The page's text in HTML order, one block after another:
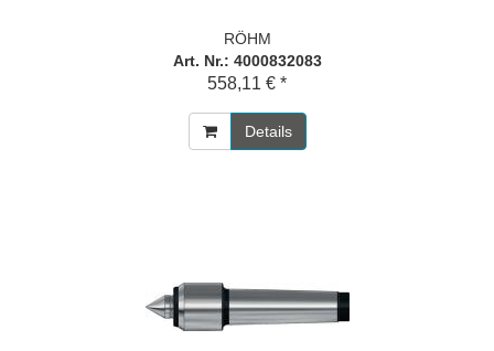
RÖHM
Art. Nr.: 4000832083
558,11 € *
Details